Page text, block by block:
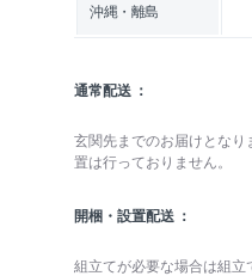
沖縄・離島
通常配送
玄関先までのお届けとなり
置は行っておりません。
開梱・設置配送
組立てが必要な場合は組立